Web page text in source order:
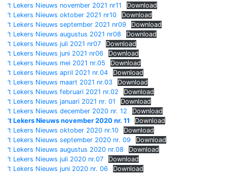
’t Lekers Nieuws november 2021 nr11
Download
’t Lekers Nieuws oktober 2021 nr10
Download
’t Lekers Nieuws september 2021 nr09
Download
’t Lekers Nieuws augustus 2021 nr08
Download
’t Lekers Nieuws juli 2021 nr07
Download
’t Lekers Nieuws juni 2021 nr06
Download
’t Lekers Nieuws mei 2021 nr.05
Download
’t Lekers Nieuws april 2021 nr.04
Download
’t Lekers Nieuws maart 2021 nr.03
Download
’t Lekers Nieuws februari 2021 nr.02
Download
’t Lekers Nieuws januari 2021 nr. 01
Download
’t Lekers Nieuws december 2020 nr. 12
Download
’t Lekers Nieuws november 2020 nr. 11
Download
’t Lekers Nieuws oktober 2020 nr.10
Download
’t Lekers Nieuws september 2020 nr. 09
Download
’t Lekers Nieuws augustus 2020 nr.08
Download
’t Lekers Nieuws juli 2020 nr.07
Download
’t Lekers Nieuws juni 2020 nr. 06
Download